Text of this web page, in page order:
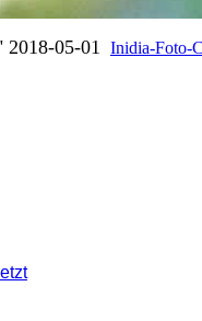
2018-05-01 Inidia-Foto-